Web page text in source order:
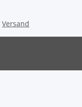
Versand